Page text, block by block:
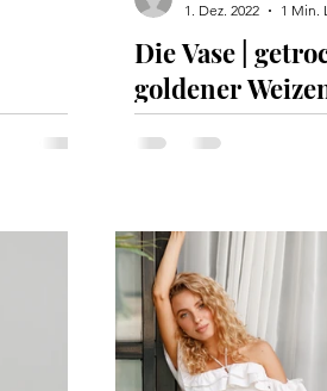
Die Vase |
goldener
1. Dez. 2022
1 Min.